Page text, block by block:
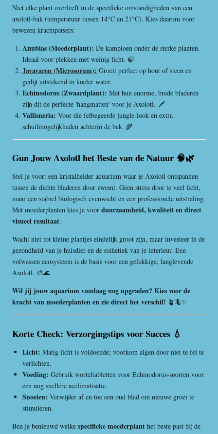
Niet elke plant overleeft in de specifieke omstandigheden van een
axolotl-bak (temperatuur tussen 14°C en 21°C). Kies daarom voor
bewezen krachtpatsers:
Anubias (Moederplant): De kampioen onder de sterke planten.
Ideaal voor plekken met weinig licht. 🍃
Javavaren (Microsorum): Groeit perfect op hout of steen en
gedijt uitstekend in koeler water.
Echinodorus (Zwaardplant): Met hun enorme, brede bladeren
zijn dit de perfecte 'hangmatten' voor je Axolotl. 🗡️
Vallisneria: Voor die felbegeerde jungle-look en extra
schuilmogelijkheden achterin de bak. 🌾
Gun Jouw Axolotl het Beste van de Natuur 🧠🌿
Stel je voor: een kristalhelder aquarium waar je Axolotl ontspannen
tussen de dichte bladeren door zwemt. Geen stress door te veel licht,
maar een stabiel biologisch evenwicht en een professionele uitstraling.
Met moederplanten kies je voor duurzaamheid, kwaliteit en direct
visueel resultaat.
Wacht niet tot kleine plantjes eindelijk groot zijn, maar investeer in de
gezondheid van je huisdier en de esthetiek van je interieur. Een
volwassen ecosysteem is de basis voor een gelukkige, langlevende
Axolotl. 🎨🌊
Wil jij jouw aquarium vandaag nog upgraden? Kies voor de
kracht van moederplanten en zie direct het verschil! 🪴🦎✨
Korte Check: Verzorgingstips voor Succes 💧
Licht: Matig licht is voldoende; voorkom algen door niet te fel te
verlichten.
Voeding: Gebruik worteltabletten voor Echinodorus-soorten voor
een nog snellere acclimatisatie.
Snoeien: Verwijder af en toe een oud blad om nieuwe groei te
stimuleren.
Ben je benieuwd welke specifieke moederplant het beste past bij de